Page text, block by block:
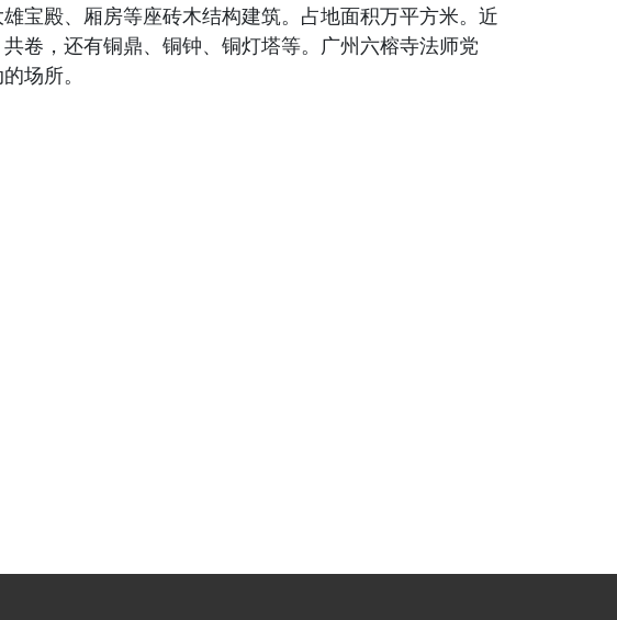
宝殿、厢房等座砖木结构建筑。占地面积万平方米。近
卷，还有铜鼎、铜钟、铜灯塔等。广州六榕寺法师党
场所。